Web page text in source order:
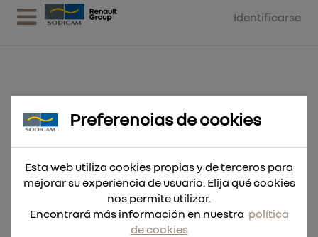
Identificarse
Llave de portabrocas Tipo B
Preferencias de cookies
Esta web utiliza cookies propias y de terceros para
mejorar su experiencia de usuario. Elija qué cookies
nos permite utilizar.
Encontrará más información en nuestra política
de cookies